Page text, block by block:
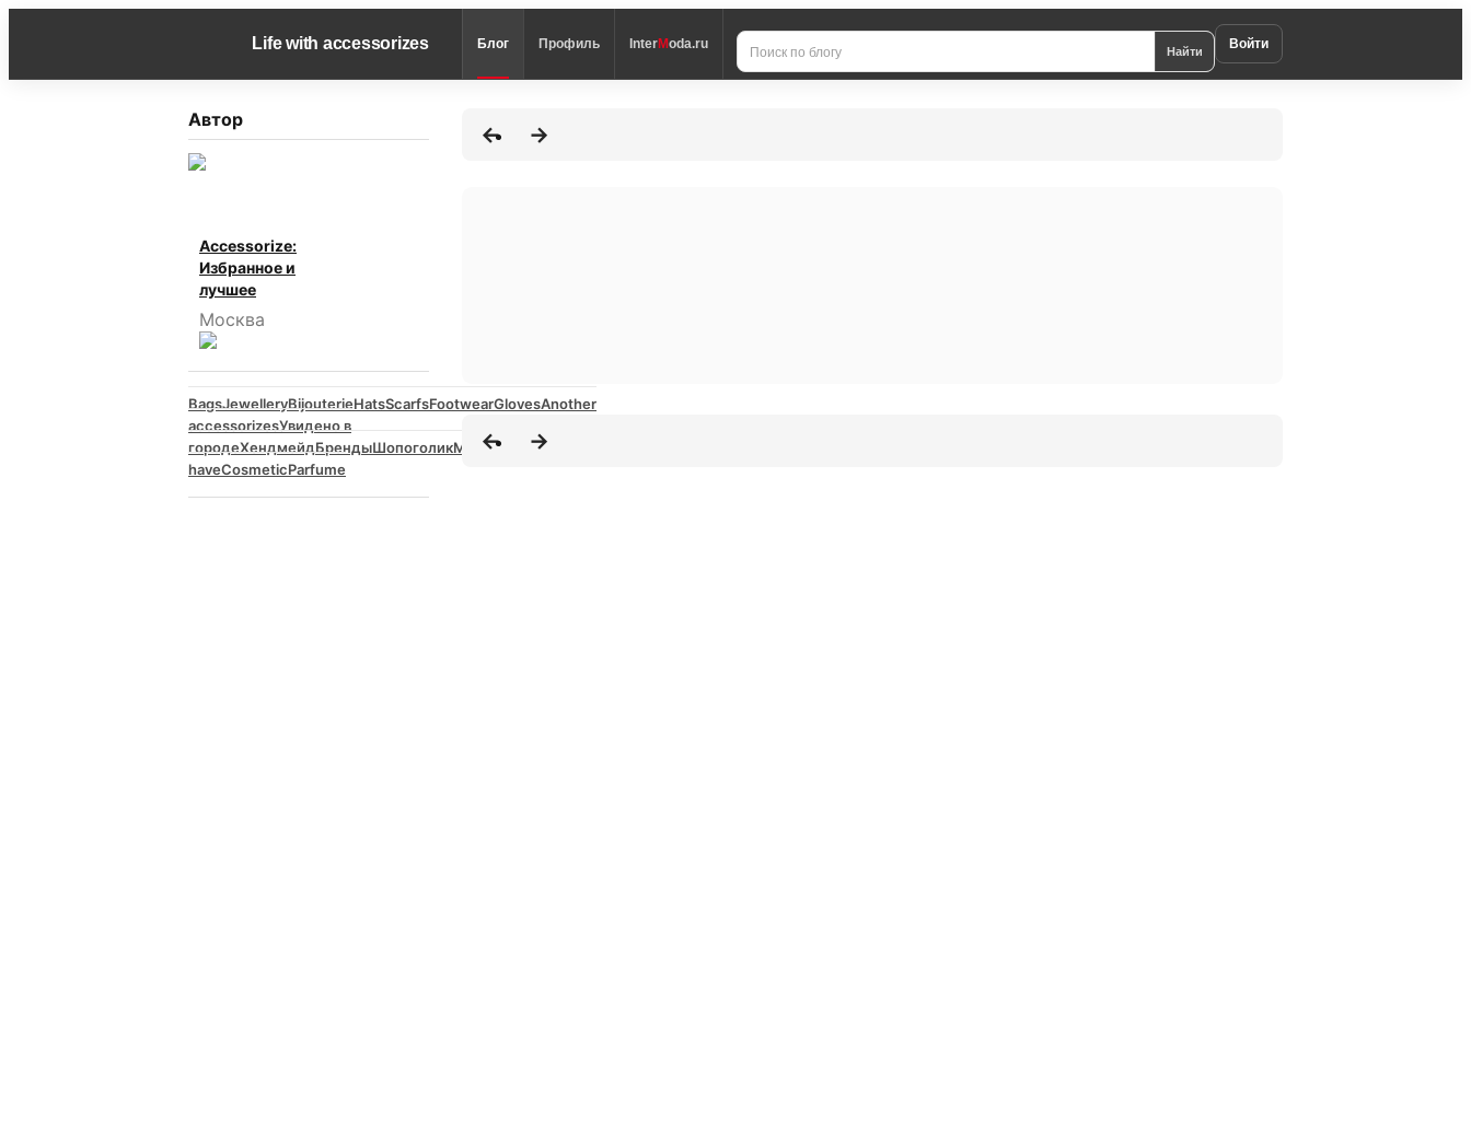
Life with accessorizes Блог Профиль InterModa.ru Найти Войти
Автор
Accessorize:
Избранное и
лучшее
Москва
BagsJewelleryBijouterieHatsScarfsFootwearGlovesAnother
accessorizesУвидено в
городеХендмейдБрендыШопоголикMust
haveCosmeticParfume